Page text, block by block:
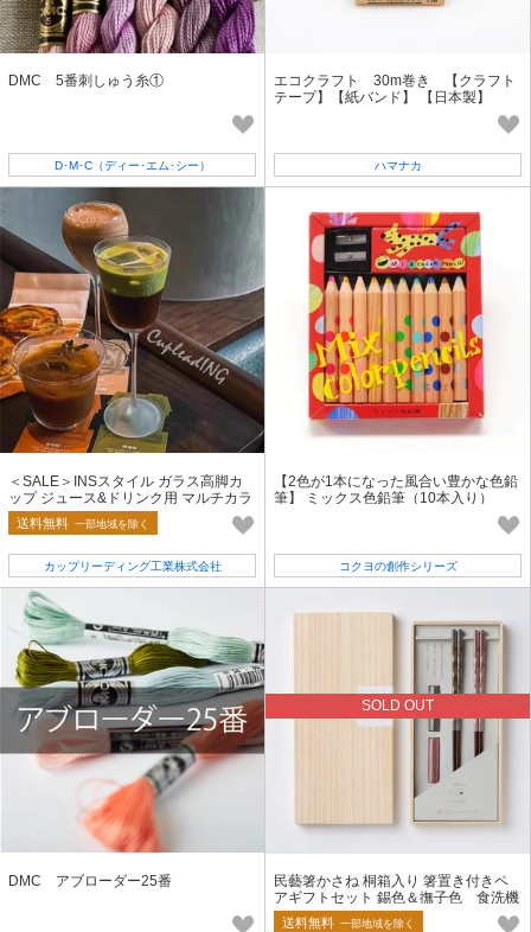
DMC 5番刺しゅう糸①
D･M･C（ディー･エム･シー）
エコクラフト 30m巻き 【クラフト
テープ】【紙バンド】 【日本製】
ハマナカ
＜SALE＞INSスタイル ガラス高脚カ
ップ ジュース&ドリンク用 マルチカラ
ー対応
送料無料 一部地域を除く
カップリーディング工業株式会社
【2色が1本になった風合い豊かな色鉛
筆】 ミックス色鉛筆（10本入り）
コクヨの創作シリーズ
DMC アブローダー25番
SOLD OUT
民藝箸かさね 桐箱入り 箸置き付きペ
アギフトセット 錫色＆撫子色 食洗機
対応箸 細身箸
送料無料 一部地域を除く